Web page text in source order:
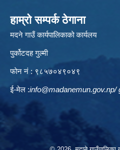
हाम्रो सम्पर्क ठेगाना
मदने गाउँ कार्यपालिकाको कार्यलय
पुर्कोटदह गुल्मी
फोन नं : ९८५७०४९०४९
ई-मेल :info@madanemun.gov.np/